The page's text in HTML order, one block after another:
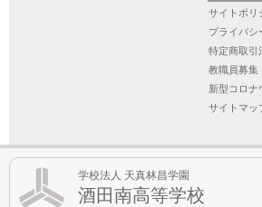
サイトポリ
プライバシ
特定商取引
教職員募集
新型コロナ
サイトマッ
学校法人 天真林昌学園
酒田南高等学校